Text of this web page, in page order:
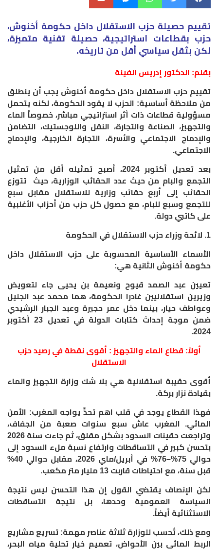
تقييم حصيلة حزب الاستقلال داخل حكومة أخنوش،
حزب بقطاعات استراتيجية، حصيلة تقنية متميزة،
لكن بثقل سياسي أقل من تاريخه.
بقلم: الدكتور إدريس الفينة
تقييم حزب الاستقلال داخل حكومة أخنوش يجب أن ينطلق
من ملاحظة أساسية: الحزب لا يقود الحكومة، لكنه يتحمل
مسؤولية قطاعات ذات أثر استراتيجي مباشر، خصوصاً الماء
والتجهيز، الصناعة والتجارة، النقل واللوجستيك، التضامن
والإدماج الاجتماعي والأسرة، التجارة الخارجية، والإدماج
الاجتماعي.
بعد تعديل أكتوبر 2024، أصبح تمثيله أقل من تمثيل
التجمع والبام من حيث عدد الحقائب الوزارية، حيث تتوزع
الحقائب إلى أربع حقائب وزارية للاستقلال مقابل سبع
للتجمع وسبع للبام، مع حصول كل حزب من أحزاب الأغلبية
على كاتبي دولة.
1. لائحة وزراء حزب الاستقلال في الحكومة
الأسماء الأساسية المحسوبة على حزب الاستقلال داخل
حكومة أخنوش الثانية هي:
تعيين عبد الصمد قيوح ونعيمة بن يحيى جاء لتعويض
وزيرين استقلاليين غادرا الحكومة، هما محمد عبد الجليل
وعواطف حيار، بينما دخل عمر حجيرة وعبد الجبار الرشيدي
ضمن موجة إحداث كتابات الدولة في تعديل 23 أكتوبر
2024.
أولاً: قطاع الماء والتجهيز : أقوى نقطة في رصيد حزب
الاستقلال
أقوى حقيبة استقلالية هي بلا شك وزارة التجهيز والماء
بقيادة نزار بركة.
فهذا القطاع يوجد في قلب اهم تحدٍّ يواجه المغرب: الأمن
المائي. المغرب عاش سبع سنوات صعبة من الجفاف،
وتراجعت حقينات السدود بشكل مقلق، ثم جاءت سنة 2026
بتحسن كبير في التساقطات وارتفاع نسبة ملء السدود إلى
حوالي 75%–76% في أبريل/ماي 2026، مقابل حوالي 40%
قبل سنة، مع احتياطات قاربت 13 مليار متر مكعب.
لكن الإنصاف يقتضي القول إن هذا التحسن ليس نتيجة
السياسة العمومية وحدها، بل نتيجة التساقطات
الاستثنائية أيضاً.
ومع ذلك، تُحسب للوزارة ثلاثة عناصر مهمة: تسريع مشاريع
الربط المائي بين الأحواض، تعميم خيار تحلية مياه البحر،